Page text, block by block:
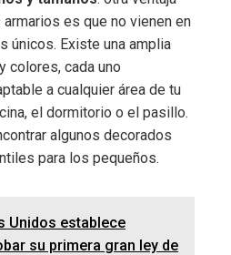
es que no vienen en
únicos. Existe una amplia
colores, cada uno
a cualquier área de tu
el dormitorio o el pasillo.
algunos decorados
para los pequeños.
Unidos establece
su primera gran ley de